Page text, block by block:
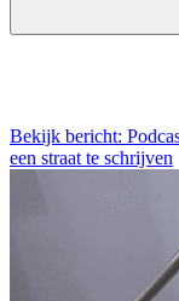
Bekijk bericht:
een straat te schrijven